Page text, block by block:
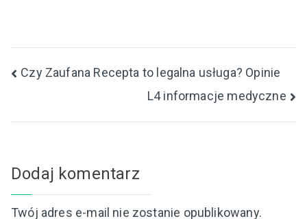
Nawigacja
Czy Zaufana Recepta to legalna usługa? Opinie
L4 informacje medyczne
Dodaj komentarz
Twój adres e-mail nie zostanie opublikowany.